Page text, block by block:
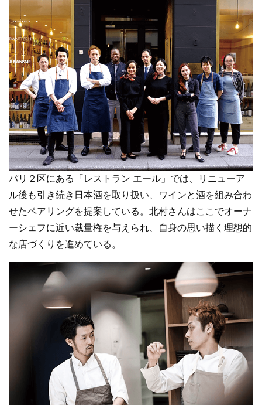
パリ２区にある「レストラン エール」では、リニューア
ル後も引き続き日本酒を取り扱い、ワインと酒を組み合わ
せたペアリングを提案している。北村さんはここでオーナ
ーシェフに近い裁量権を与えられ、自身の思い描く理想的
な店づくりを進めている。